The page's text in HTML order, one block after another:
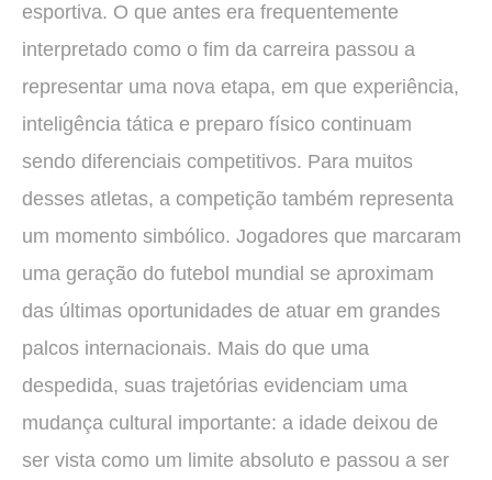
esportiva. O que antes era frequentemente
interpretado como o fim da carreira passou a
representar uma nova etapa, em que experiência,
inteligência tática e preparo físico continuam
sendo diferenciais competitivos. Para muitos
desses atletas, a competição também representa
um momento simbólico. Jogadores que marcaram
uma geração do futebol mundial se aproximam
das últimas oportunidades de atuar em grandes
palcos internacionais. Mais do que uma
despedida, suas trajetórias evidenciam uma
mudança cultural importante: a idade deixou de
ser vista como um limite absoluto e passou a ser